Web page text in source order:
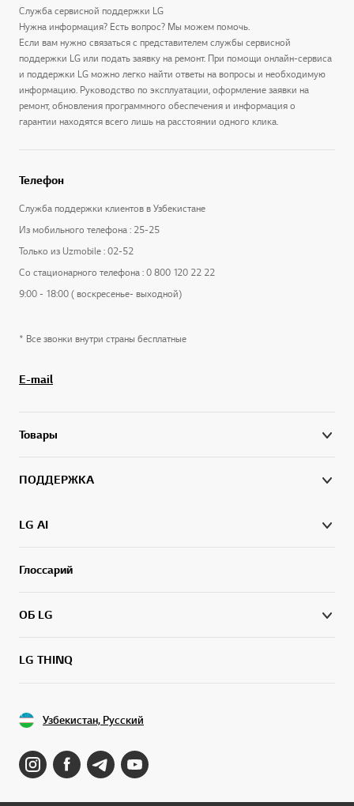
Служба сервисной поддержки LG
Нужна информация? Есть вопрос? Мы можем помочь.
Если вам нужно связаться с представителем службы сервисной
поддержки LG или подать заявку на ремонт. При помощи онлайн-сервиса
и поддержки LG можно легко найти ответы на вопросы и необходимую
информацию. Руководство по эксплуатации, оформление заявки на
ремонт, обновления программного обеспечения и информация о
гарантии находятся всего лишь на расстоянии одного клика.
Телефон
Служба поддержки клиентов в Узбекистане
Из мобильного телефона : 25-25
Только из Uzmobile : 02-52
Со стационарного телефона : 0 800 120 22 22
9:00 - 18:00 ( воскресенье- выходной)
* Все звонки внутри страны бесплатные
E-mail
Товары
ПОДДЕРЖКА
LG AI
Глоссарий
ОБ LG
LG THINQ
Узбекистан, Русский